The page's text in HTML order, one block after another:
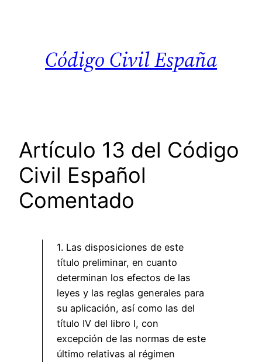
Código Civil España
Artículo 13 del Código
Civil Español
Comentado
1. Las disposiciones de este
título preliminar, en cuanto
determinan los efectos de las
leyes y las reglas generales para
su aplicación, así como las del
título IV del libro I, con
excepción de las normas de este
último relativas al régimen